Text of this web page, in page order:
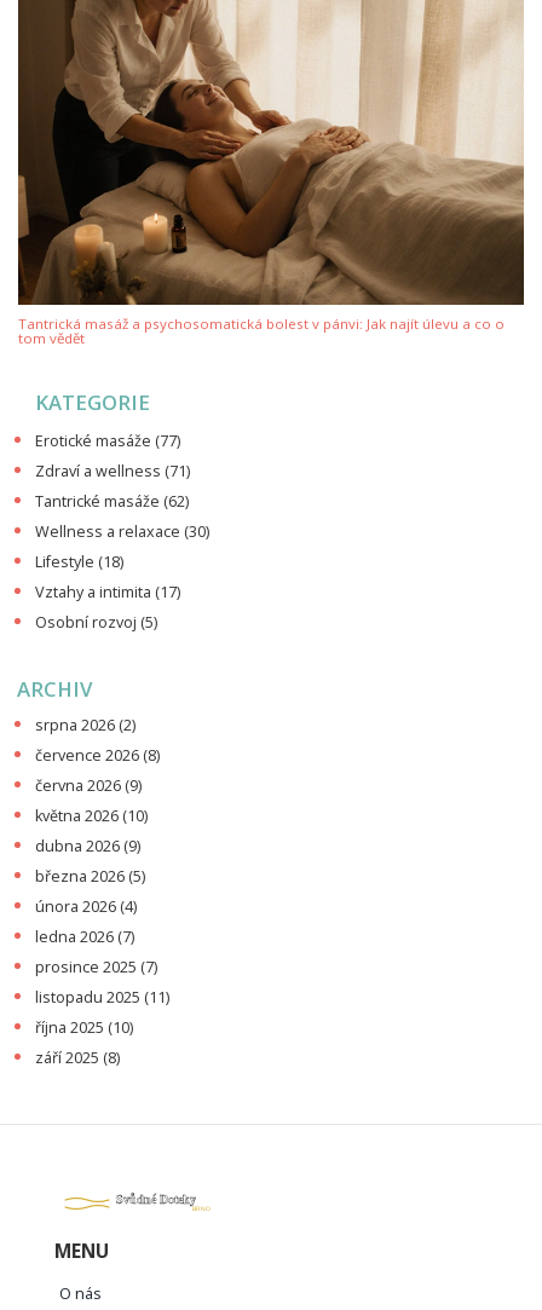
Tantrická masáž a psychosomatická bolest v pánvi: Jak najít úlevu a co o
tom vědět
KATEGORIE
Erotické masáže (77)
Zdraví a wellness (71)
Tantrické masáže (62)
Wellness a relaxace (30)
Lifestyle (18)
Vztahy a intimita (17)
Osobní rozvoj (5)
ARCHIV
srpna 2026 (2)
července 2026 (8)
června 2026 (9)
května 2026 (10)
dubna 2026 (9)
března 2026 (5)
února 2026 (4)
ledna 2026 (7)
prosince 2025 (7)
listopadu 2025 (11)
října 2025 (10)
září 2025 (8)
MENU
O nás